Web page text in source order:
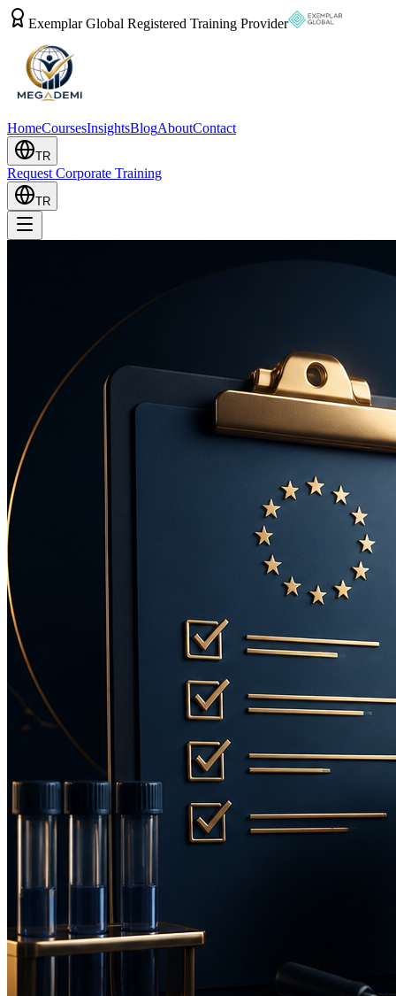
Exemplar Global Registered Training Provider
HomeCoursesInsightsBlogAboutContact
TR
Request Corporate Training
TR